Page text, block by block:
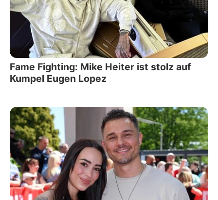
Fame Fighting: Mike Heiter ist stolz auf
Kumpel Eugen Lopez